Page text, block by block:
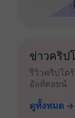
ข่าวคริป
รีวิวคริปโต
อัลท์คอยน์
ดูทั้งหมด